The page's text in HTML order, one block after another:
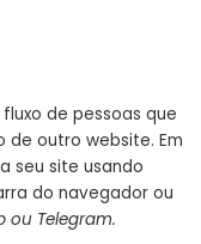
de pessoas que
de outro website. Em
seu site usando
do navegador ou
ou Telegram.